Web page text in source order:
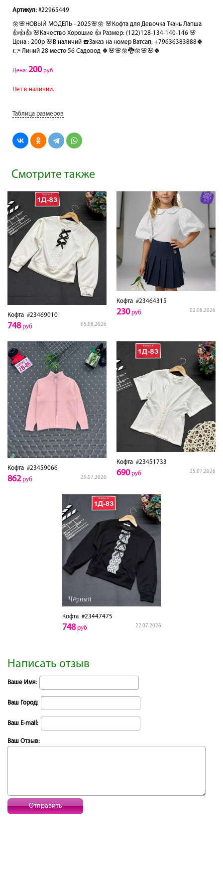
Артикул: #22965449
🌼🌸НОВЫЙ МОДЕЛЬ - 2025🌸🌼 🌸Кофта для Девочка Ткань Лапша
👍👍👍 🌸Качество Хорошие 👍 Размер: (122)128-134-140-146 🌸
Цена : 200р 🌸В наличий ☎️Заказ на номер Ватсап: +79636383888🍀
👉 Линий 28 место 56 Садовод 🍀🌸🌸🌼🐉🌼🌸🌸🍀
Цена: 200руб
Нет в наличии.
Таблица размеров
Смотрите также
Кофта #23469010
05.08.2026
748руб
Кофта #23464315
02.08.2026
230руб
Кофта #23459066
29.07.2026
862руб
Кофта #23451733
25.07.2026
690руб
Кофта#23447475
22.07.2026
748руб
Написать отзыв
Ваше Имя:
Ваш Город:
Ваш E-mail:
Ваш Отзыв:
Отправить